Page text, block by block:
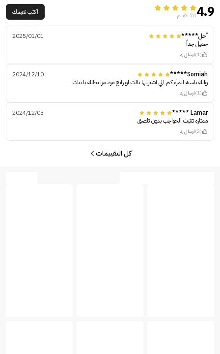
4.970 تقييم اكتب تقيمك
أحل*****
2025/01/01
جميل جداً
(1) ارسال رد
Somiah*****
2024/12/10
والله ناسيه المره كم الي اشتريها ثالث او رابع مره، مرا بطلله يا بنات
(1) ارسال رد
Lamar *****
2024/12/03
ممتازه تتثبت الحواجب بدون تلصق
(2) ارسال رد
كل التقييمات